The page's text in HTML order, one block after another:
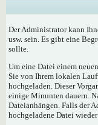
Der Administrator kann
usw. sein. Es gibt eine
sollte.
Um eine Datei einem
Sie von Ihrem lokalen
hochgeladen. Dieser
einige Minunten dauern.
Dateianhängen. Falls der
hochgeladene Datei